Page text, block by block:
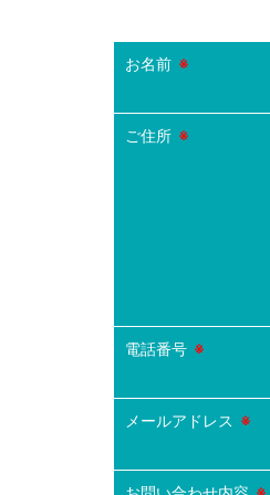
お名前 ※
ご住所 ※
電話番号 ※
メールアドレス ※